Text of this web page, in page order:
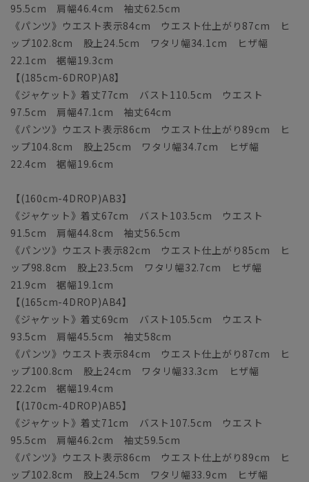
95.5cm 肩幅46.4cm 袖丈62.5cm
《パンツ》ウエスト表示84cm ウエスト仕上がり87cm ヒ
ップ102.8cm 股上24.5cm ワタリ幅34.1cm ヒザ幅
22.1cm 裾幅19.3cm
【(185cm-6DROP)A8】
《ジャケット》着丈77cm バスト110.5cm ウエスト
97.5cm 肩幅47.1cm 袖丈64cm
《パンツ》ウエスト表示86cm ウエスト仕上がり89cm ヒ
ップ104.8cm 股上25cm ワタリ幅34.7cm ヒザ幅
22.4cm 裾幅19.6cm
【(160cm-4DROP)AB3】
《ジャケット》着丈67cm バスト103.5cm ウエスト
91.5cm 肩幅44.8cm 袖丈56.5cm
《パンツ》ウエスト表示82cm ウエスト仕上がり85cm ヒ
ップ98.8cm 股上23.5cm ワタリ幅32.7cm ヒザ幅
21.9cm 裾幅19.1cm
【(165cm-4DROP)AB4】
《ジャケット》着丈69cm バスト105.5cm ウエスト
93.5cm 肩幅45.5cm 袖丈58cm
《パンツ》ウエスト表示84cm ウエスト仕上がり87cm ヒ
ップ100.8cm 股上24cm ワタリ幅33.3cm ヒザ幅
22.2cm 裾幅19.4cm
【(170cm-4DROP)AB5】
《ジャケット》着丈71cm バスト107.5cm ウエスト
95.5cm 肩幅46.2cm 袖丈59.5cm
《パンツ》ウエスト表示86cm ウエスト仕上がり89cm ヒ
ップ102.8cm 股上24.5cm ワタリ幅33.9cm ヒザ幅